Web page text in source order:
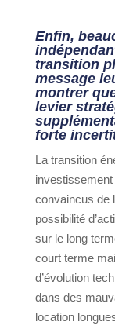
Enfin,
transition
message
montrer
levier
forte
La transition
convaincus de
possibilité
sur le long
court terme
d’évolution
dans des
location